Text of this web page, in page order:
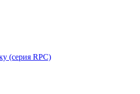
(серия RPC)